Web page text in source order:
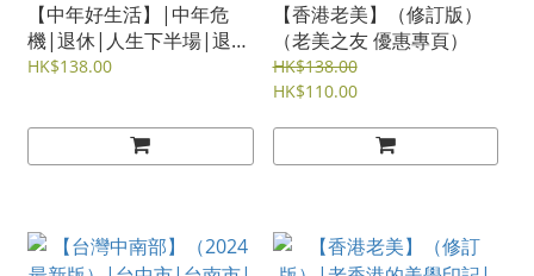
【中年好生活】|中年危
機|退休|人生下半場|退休
金|更年期|代溝|空巢期|
HK$138.00
【香港老美】（修訂版）
（老美之友 優惠專頁）
HK$138.00
HK$110.00